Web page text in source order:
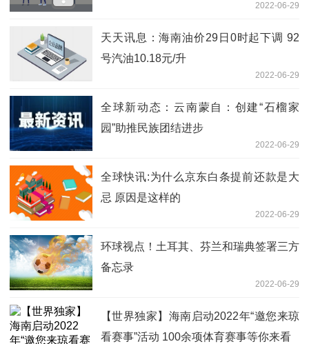
2022-06-29
天天讯息：海南油价29日0时起下调 92
号汽油10.18元/升
2022-06-29
全球新动态：云南蒙自：创建“石榴家
园”助推民族团结进步
2022-06-29
全球快讯:为什么京东白条提前还款是大
忌 原因是这样的
2022-06-29
环球视点！土耳其、芬兰和瑞典签署三方
备忘录
2022-06-29
【世界独家】海南启动2022年“邀您来琼
看赛事”活动 100余项体育赛事等你来看